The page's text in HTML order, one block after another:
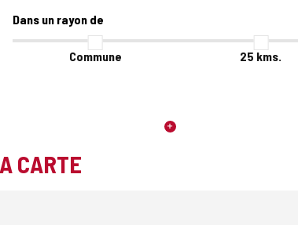
Dans un rayon de
Commune 25 kms.
CARTE